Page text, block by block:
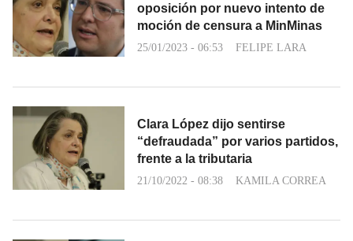
oposición por nuevo intento de
moción de censura a MinMinas
25/01/2023 - 06:53 FELIPE LARA
Clara López dijo sentirse
“defraudada” por varios partidos,
frente a la tributaria
21/10/2022 - 08:38 KAMILA CORREA